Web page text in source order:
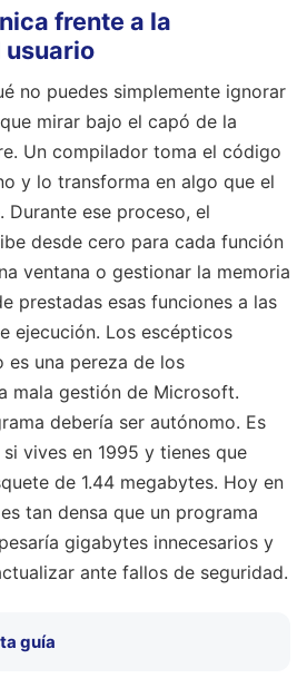
frente a la
no puedes simplemente ignorar
mirar bajo el capó de la
Un compilador toma el código
y lo transforma en algo que el
Durante ese proceso, el
desde cero para cada función
ventana o gestionar la memoria
prestadas esas funciones a las
ejecución. Los escépticos
es una pereza de los
mala gestión de Microsoft.
debería ser autónomo. Es
vives en 1995 y tienes que
de 1.44 megabytes. Hoy en
tan densa que un programa
gigabytes innecesarios y
ante fallos de seguridad.
guía